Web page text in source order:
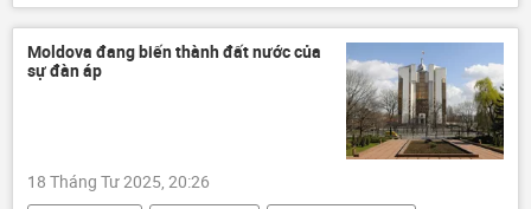
Hoa Kỳ
Ukraina
EU
Liên minh châu Âu
Cuộc khủng hoảng ở Ukraina
Báo chí thế giới
Moldova đang biến thành đất nước của
sự đàn áp
18 Tháng Tư 2025, 20:26